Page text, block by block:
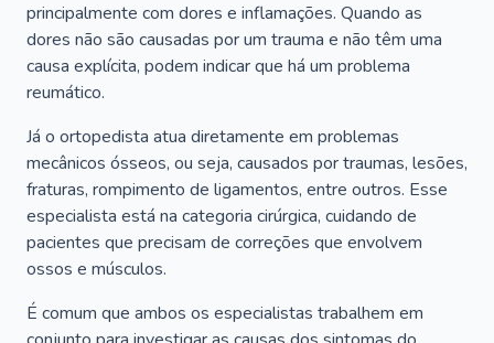
principalmente com dores e inflamações. Quando as
dores não são causadas por um trauma e não têm uma
causa explícita, podem indicar que há um problema
reumático.
Já o ortopedista atua diretamente em problemas
mecânicos ósseos, ou seja, causados por traumas, lesões,
fraturas, rompimento de ligamentos, entre outros. Esse
especialista está na categoria cirúrgica, cuidando de
pacientes que precisam de correções que envolvem
ossos e músculos.
É comum que ambos os especialistas trabalhem em